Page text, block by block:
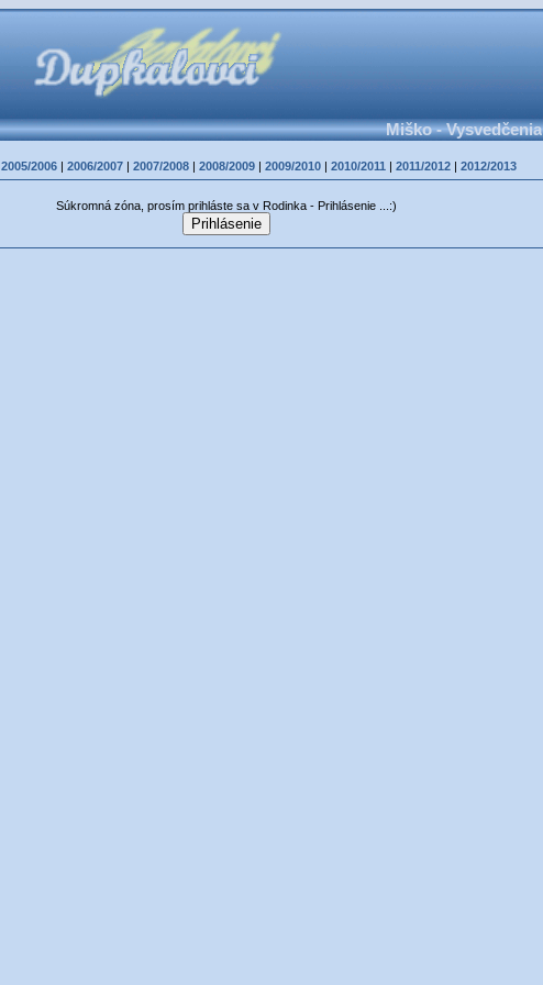
Miško - Vysvedčenia
2005/2006 | 2006/2007 | 2007/2008 | 2008/2009 | 2009/2010 | 2010/2011 | 2011/2012 | 2012/2013
Súkromná zóna, prosím prihláste sa v Rodinka - Prihlásenie ...:)